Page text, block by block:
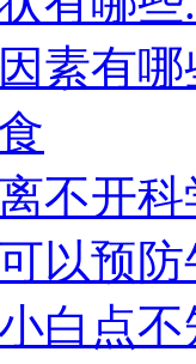
素有哪
不开
以预
白点